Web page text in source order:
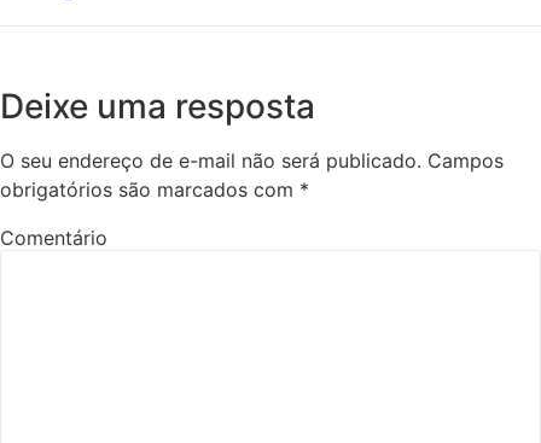
Deixe uma resposta
O seu endereço de e-mail não será publicado. Campos
obrigatórios são marcados com *
Comentário